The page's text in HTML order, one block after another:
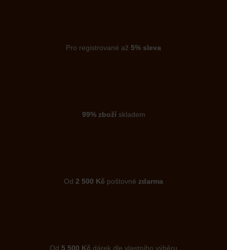
Pro registrované až 5% sleva
99% zbožískladem
Od 2 500 Kč poštovné zdarma
Od 5 500 Kč dárek dle vlastního výběru